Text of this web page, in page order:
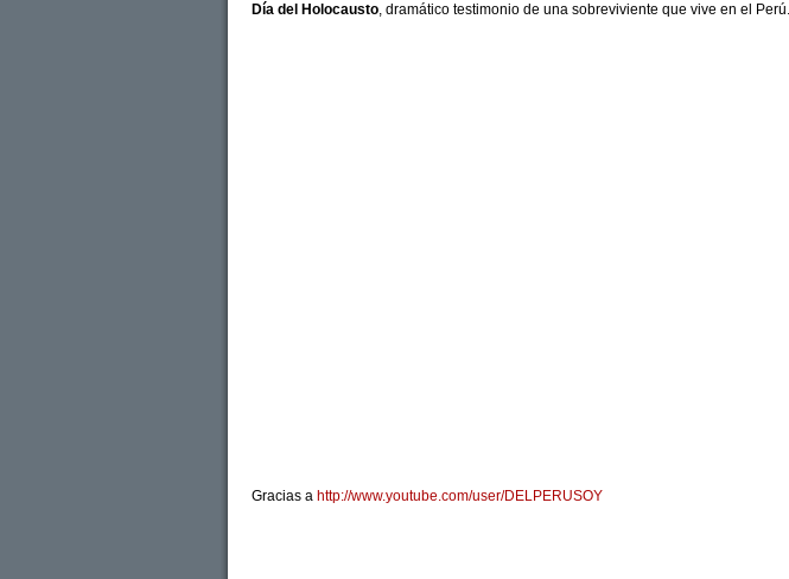
Día del Holocausto, dramático testimonio de una sobreviviente que vive en el Perú.
Gracias a http://www.youtube.com/user/DELPERUSOY